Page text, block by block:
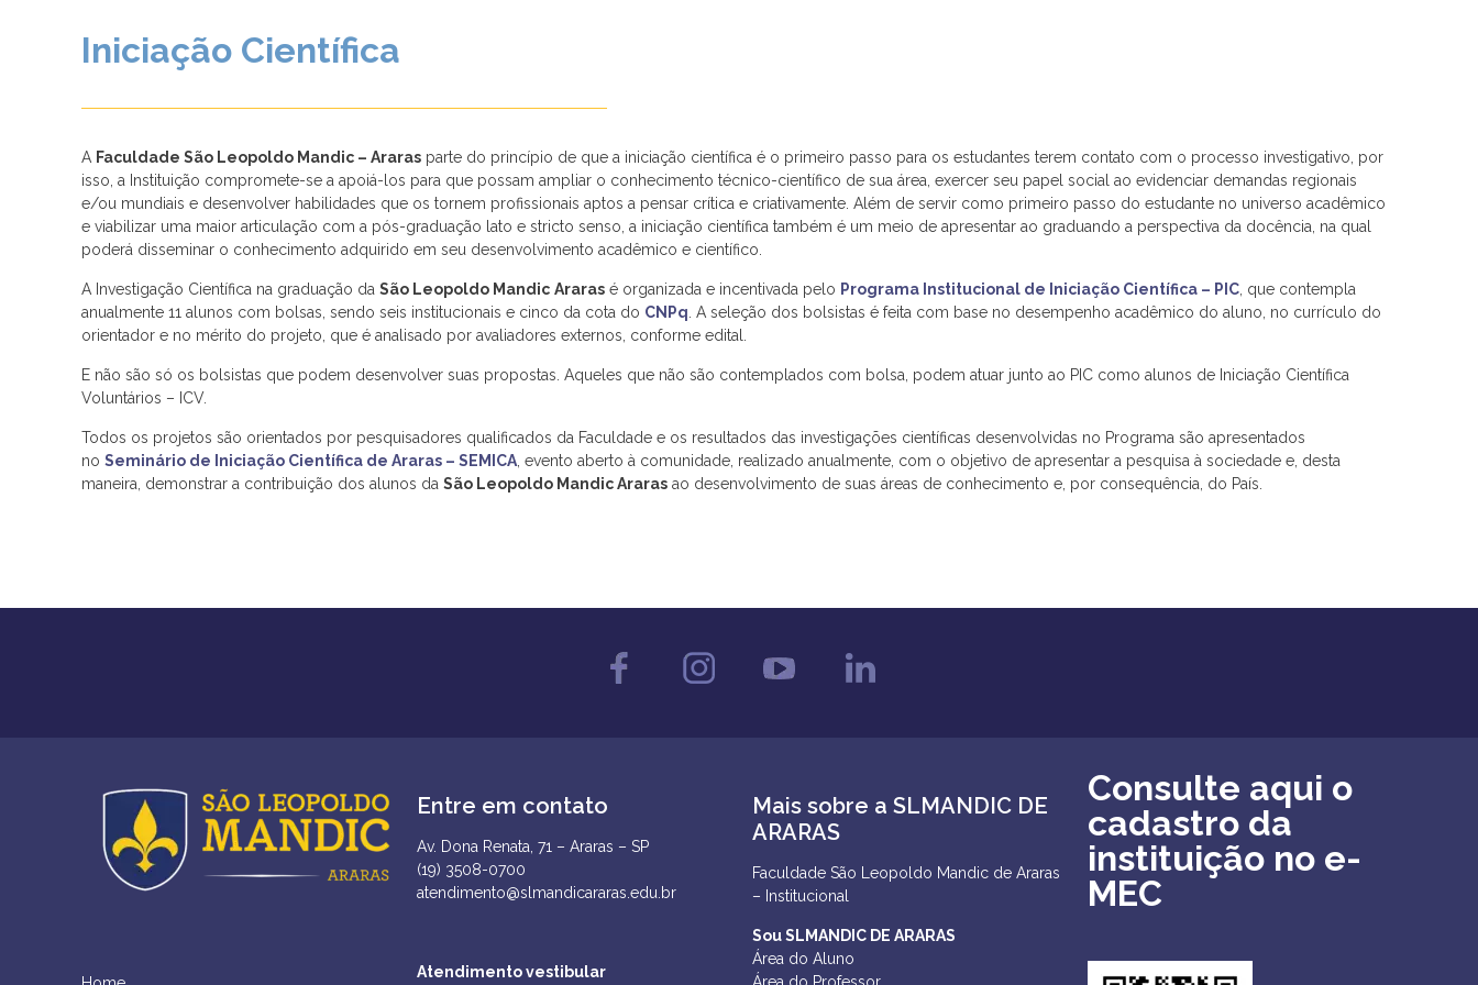
Iniciação Científica
A Faculdade São Leopoldo Mandic – Araras parte do princípio de que a iniciação científica é o primeiro passo para os estudantes terem contato com o processo investigativo, por
isso, a Instituição compromete-se a apoiá-los para que possam ampliar o conhecimento técnico-científico de sua área, exercer seu papel social ao evidenciar demandas regionais
e/ou mundiais e desenvolver habilidades que os tornem profissionais aptos a pensar crítica e criativamente. Além de servir como primeiro passo do estudante no universo acadêmico
e viabilizar uma maior articulação com a pós-graduação lato e stricto senso, a iniciação científica também é um meio de apresentar ao graduando a perspectiva da docência, na qual
poderá disseminar o conhecimento adquirido em seu desenvolvimento acadêmico e científico.
A Investigação Científica na graduação daSão Leopoldo Mandic Araras é organizada e incentivada pelo Programa Institucional de Iniciação Científica – PIC , que contempla
anualmente 11 alunos com bolsas, sendo seis institucionais e cinco da cota do CNPq . A seleção dos bolsistas é feita com base no desempenho acadêmico do aluno, no currículo do
orientador e no mérito do projeto, que é analisado por avaliadores externos, conforme edital.
E não são só os bolsistas que podem desenvolver suas propostas. Aqueles que não são contemplados com bolsa, podem atuar junto ao PIC como alunos de Iniciação Científica
Voluntários – ICV.
Todos os projetos são orientados por pesquisadores qualificados da Faculdade e os resultados das investigações científicas desenvolvidas no Programa são apresentados
noSeminário de Iniciação Científica de Araras – SEMICA , evento aberto à comunidade, realizado anualmente, com o objetivo de apresentar a pesquisa à sociedade e, desta
maneira, demonstrar a contribuição dos alunos daSão Leopoldo Mandic Araras ao desenvolvimento de suas áreas de conhecimento e, por consequência, do País.
Entre em contato
Av. Dona Renata, 71 – Araras – SP
(19) 3508-0700
atendimento@slmandicararas.edu.br
Atendimento vestibular
Mais sobre a SLMANDIC DE
ARARAS
Faculdade São Leopoldo Mandic de Araras
– Institucional
Sou SLMANDIC DE ARARAS
Área do Aluno
Consulte aqui o
cadastro da
instituição no e-
MEC